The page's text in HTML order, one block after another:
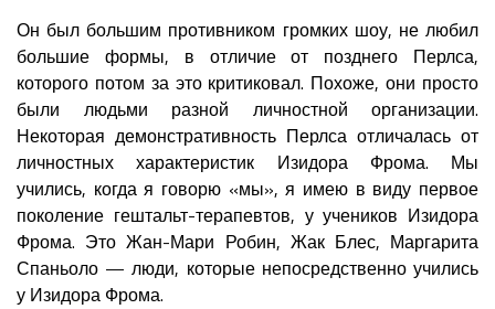
Он был большим противником громких шоу, не любил
большие формы, в отличие от позднего Перлса,
которого потом за это критиковал. Похоже, они просто
были людьми разной личностной организации.
Некоторая демонстративность Перлса отличалась от
личностных характеристик Изидора Фрома. Мы
учились, когда я говорю «мы», я имею в виду первое
поколение гештальт-терапевтов, у учеников Изидора
Фрома. Это Жан-Мари Робин, Жак Блес, Маргарита
Спаньоло — люди, которые непосредственно учились
у Изидора Фрома.